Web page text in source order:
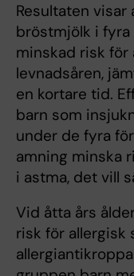
Resultaten
bröstmjölk i fyra
minskad risk
levnadsåren,
en kortare tid.
barn som
under de fyra
amning minska
i astma, det vill
Vid åtta års
risk för allergisk